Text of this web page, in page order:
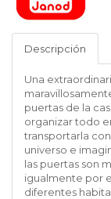
Janod
Descripción
Una
puertas de la
organizar todo
transportarla
universo e
las puertas son
igualmente por
diferentes